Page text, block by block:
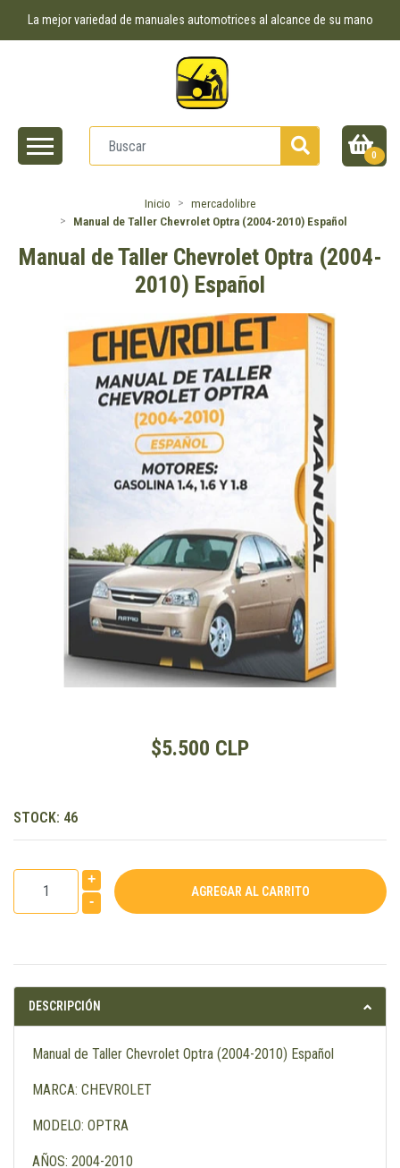
La mejor variedad de manuales automotrices al alcance de su mano
0
Inicio
mercadolibre
Manual de Taller Chevrolet Optra (2004-2010) Español
Manual de Taller Chevrolet Optra (2004-
2010) Español
$5.500 CLP
STOCK: 46
+
-
DESCRIPCIÓN
Manual de Taller Chevrolet Optra (2004-2010) Español
MARCA: CHEVROLET
MODELO: OPTRA
AÑOS: 2004-2010